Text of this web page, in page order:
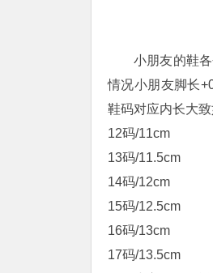
小朋友的鞋
情况小朋友脚长
鞋码对应内长大致
12码/11cm
13码/11.5cm
14码/12cm
15码/12.5cm
16码/13cm
17码/13.5cm